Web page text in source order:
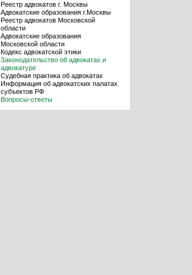
Реестр адвокатов г. Москвы
Адвокатские образования г.Москвы
Реестр адвокатов Московской
области
Адвокатские образования
Московской области
Кодекс адвокатской этики
Законодательство об адвокатах и
адвокатуре
Судебная практика об адвокатах
Информация об адвокатских палатах
субъектов РФ
Вопросы-ответы